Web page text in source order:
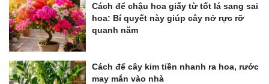
Cách để chậu hoa giấy từ tốt lá sang sai
hoa: Bí quyết này giúp cây nở rực rỡ
quanh năm
Cách để cây kim tiền nhanh ra hoa, rước
may mắn vào nhà